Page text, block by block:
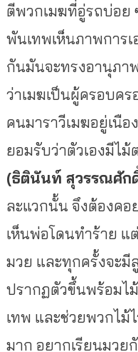
ตีพวกเมฆที่อู่รถบ่อย
พันเทพเห็นภาพการ
กันมันจะทรงอานุภา
ว่าเมฆเป็นผู้ครอบค
คนมาราวีเมฆอยู่เนือ
ยอมรับว่าตัวเองมีไ
(ธิตินันท์ สุวรรณศัก
ละแวกนั้น จึงต้องคอ
เห็นพ่อโดนทำร้าย แ
มวย และทุกครั้งจะ
ปรากฏตัวขึ้นพร้อม
เทพ และช่วยพวกไม้
มาก อยากเรียนมว